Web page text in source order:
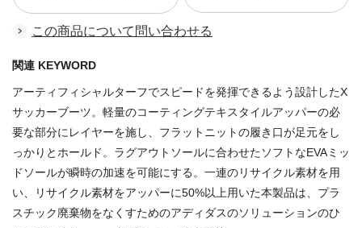
この商品について問い合わせる
関連 KEYWORD
アーティフィシャルターフでスピードを発揮できるよう設計したX
サッカーブーツ。軽量のコーティングテキスタイルアッパーの必
要な部分にレイヤーを施し、フラットニットの履き口が足元をし
っかりとホールド。ラグアウトソールに合わせたソフトなEVAミッ
ドソールが瞬時の加速を可能にする。一連のリサイクル素材を用
い、リサイクル素材をアッパーに50%以上用いた本製品は、プラ
スチック廃棄物をなくすためのアディダスのソリューションのひ